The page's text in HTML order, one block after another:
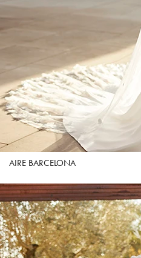
AIRE BARCELONA